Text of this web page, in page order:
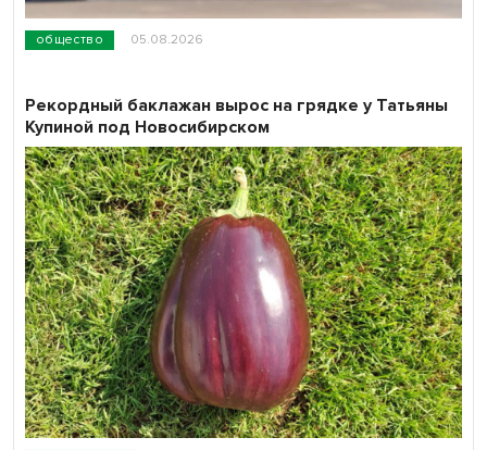
общество 05.08.2026
Рекордный баклажан вырос на грядке у Татьяны
Купиной под Новосибирском